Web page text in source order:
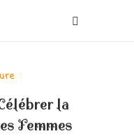
la
Femmes